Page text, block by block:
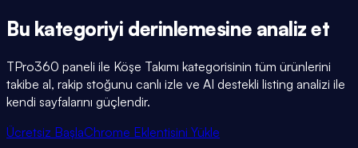
Bu kategoriyi derinlemesine analiz et
TPro360 paneli ile Köşe Takımı kategorisinin tüm ürünlerini
takibe al, rakip stoğunu canlı izle ve AI destekli listing analizi ile
kendi sayfalarını güçlendir.
Ücretsiz BaşlaChrome Eklentisini Yükle